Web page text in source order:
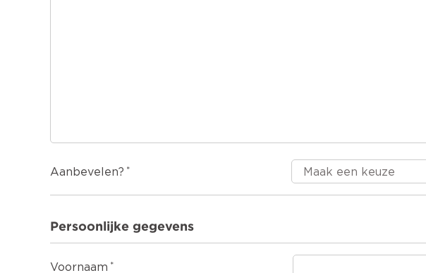
Aanbevelen?
Persoonlijke gegevens
Voornaam